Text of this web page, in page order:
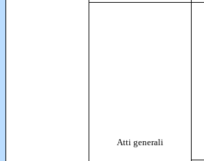
Atti generali